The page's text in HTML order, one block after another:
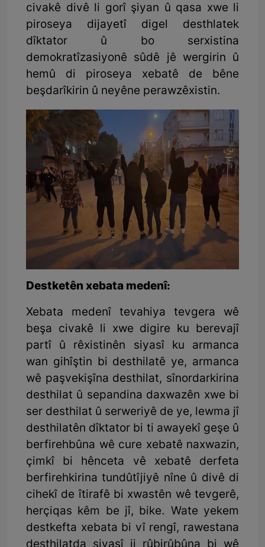
civakê divê li gorî şiyan û qasa xwe li
piroseya dijayetî digel desthlatek
dîktator û bo serxistina
demokratîzasiyonê sûdê jê wergirin û
hemû di piroseya xebatê de bêne
beşdarîkirin û neyêne perawzêxistin.
Destketên xebata medenî:
Xebata medenî tevahiya tevgera wê
beşa civakê li xwe digire ku berevajî
partî û rêxistinên siyasî ku armanca
wan gihîştin bi desthilatê ye, armanca
wê paşvekişîna desthilat, sînordarkirina
desthilat û sepandina daxwazên xwe bi
ser desthilat û serweriyê de ye, lewma jî
desthilatên dîktator bi ti awayekî geşe û
berfirehbûna wê cure xebatê naxwazin,
çimkî bi hênceta vê xebatê derfeta
berfirehkirina tundûtîjiyê nîne û divê di
cihekî de îtirafê bi xwastên wê tevgerê,
herçiqas kêm be jî, bike. Wate yekem
destkefta xebata bi vî rengî, rawestana